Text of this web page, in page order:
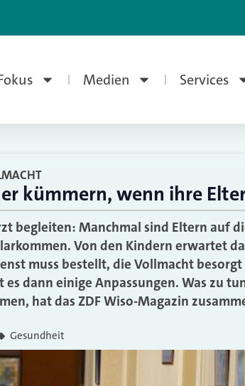
Medien Services
kümmern, wenn ihre
begleiten: Manchmal sind Eltern auf
Von den Kindern erwartet
muss bestellt, die Vollmacht
dann einige Anpassungen. Was zu
hat das ZDF Wiso-Magazin
Gesundheit